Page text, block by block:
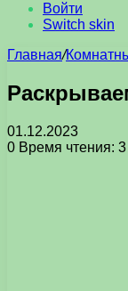
Войти
Switch skin
Главная/
01.12.2023
0 Время чтения: